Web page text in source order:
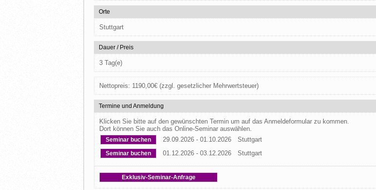
Orte
Stuttgart
Dauer / Preis
3 Tag(e)
Nettopreis: 1190,00€ (zzgl. gesetzlicher Mehrwertsteuer)
Termine und Anmeldung
Klicken Sie bitte auf den gewünschten Termin um auf das Anmeldeformular zu kommen.
Dort können Sie auch das Online-Seminar auswählen.
Seminar buchen 29.09.2026 - 01.10.2026 Stuttgart
Seminar buchen 01.12.2026 - 03.12.2026 Stuttgart
Exklusiv-Seminar-Anfrage